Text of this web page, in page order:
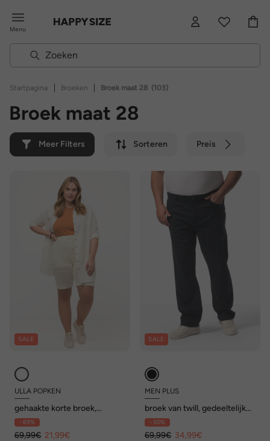
Menu
Startpagina | Broeken | Broek maat 28 (103)
Broek maat 28
Meer Filters Sorteren Preis
SALE
ULLA POPKEN
gehaakte korte broek,
elastische band, gevoerd,
bindkoordje
- 69%
69,99€ 21,99€
SALE
MEN PLUS
broek van twill, gedeeltelijk
elastische tailleband, tot
74/36
- 50%
69,99€ 34,99€